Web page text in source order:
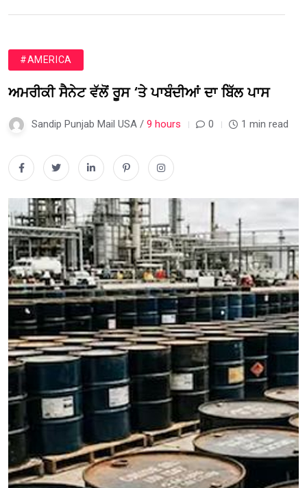
#AMERICA
ਅਮਰੀਕੀ ਸੈਨੇਟ ਵੱਲੋਂ ਰੂਸ ‘ਤੇ ਪਾਬੰਦੀਆਂ ਦਾ ਬਿੱਲ ਪਾਸ
Sandip Punjab Mail USA / 9 hours 0 1 min read